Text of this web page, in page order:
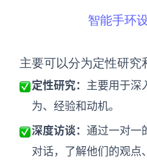
智能手环
主要可以分为定性研究
定性研究： 主要用于深
为、经验和动机。
深度访谈： 通过一对一
对话，了解他们的观点